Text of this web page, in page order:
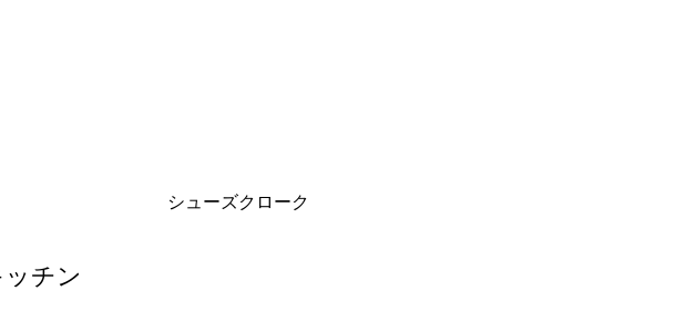
シューズクローク
チン